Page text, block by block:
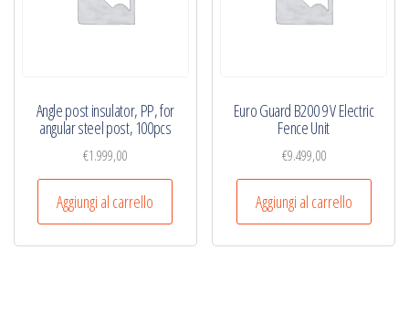
Angle post insulator, PP, for
angular steel post, 100pcs
€1.999,00
Aggiungi al carrello
Euro Guard B200 9 V Electric
Fence Unit
€9.499,00
Aggiungi al carrello